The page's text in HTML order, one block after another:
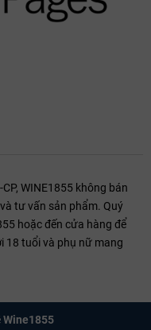
WINE1855 không bán
tư vấn sản phẩm. Quý
hoặc đến cửa hàng để
18 tuổi và phụ nữ mang
Wine1855